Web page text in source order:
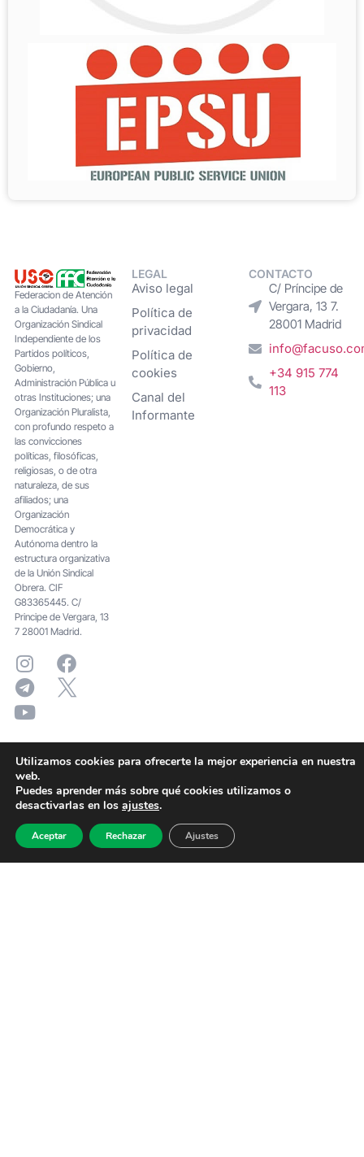
Federacion de Atención
a la Ciudadanía. Una
Organización Sindical
Independiente de los
Partidos políticos,
Gobierno,
Administración Pública u
otras Instituciones; una
Organización Pluralista,
con profundo respeto a
las convicciones
políticas, filosóficas,
religiosas, o de otra
naturaleza, de sus
afiliados; una
Organización
Democrática y
Autónoma dentro la
estructura organizativa
de la Unión Sindical
Obrera. CIF
G83365445. C/
Principe de Vergara, 13
7 28001 Madrid.
LEGAL
Aviso legal
Política de
privacidad
Política de
cookies
Canal del
Informante
CONTACTO
C/ Príncipe de
Vergara, 13 7.
28001 Madrid
+34 915 774
113
Utilizamos cookies para ofrecerte la mejor experiencia en nuestra
web.
Puedes aprender más sobre qué cookies utilizamos o
desactivarlas en los ajustes.
Aceptar Rechazar Ajustes